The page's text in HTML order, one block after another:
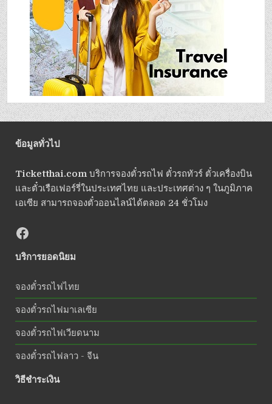
ข้อมูลทั่วไป
Ticketthai.comบริการจองตั๋วรถไฟ ตั๋วรถทัวร์ ตั๋วเครื่องบิน
และตั๋วเรือเฟอร์รี่ในประเทศไทย และประเทศต่าง ๆ ในภูมิภาค
เอเซีย สามารถจองตั๋วออนไลน์ได้ตลอด 24 ชั่วโมง
บริการยอดนิยม
จองตั๋วรถไฟไทย
จองตั๋วรถไฟมาเลเซีย
จองตั๋วรถไฟเวียดนาม
จองตั๋วรถไฟลาว - จีน
วิธีชำระเงิน